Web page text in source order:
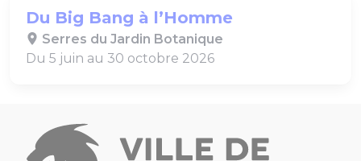
Du Big Bang à l’Homme
Serres du Jardin Botanique
Du 5 juin au 30 octobre 2026